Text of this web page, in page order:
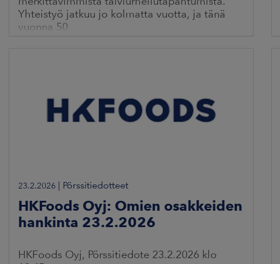
Yhteistyö jatkuu jo kolmatta vuotta, ja tänä
vuonna 50
23.2.2026 | Pörssitiedotteet
HKFoods Oyj: Omien osakkeiden
hankinta 23.2.2026
HKFoods Oyj, Pörssitiedote 23.2.2026 klo